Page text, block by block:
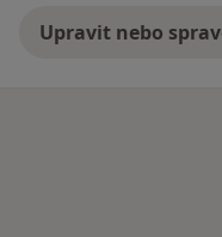
Upravit nebo